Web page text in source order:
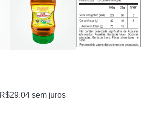
R$29.04 sem juros